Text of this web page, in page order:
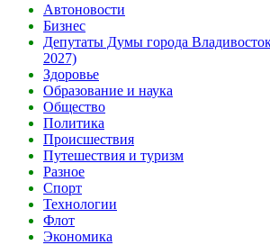
Автоновости
Бизнес
Депутаты Думы города
2027)
Здоровье
Образование и наука
Общество
Политика
Происшествия
Путешествия и туризм
Разное
Спорт
Технологии
Флот
Экономика